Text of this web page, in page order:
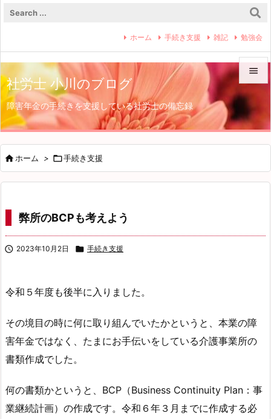
社労士 小川のブログ
障害年金の手続きを支援している社労士の備忘録


メニュ

前へ
ホーム 手続き支援 雑記 勉強会
ホーム > 手続き支援
弊所のBCPも考えよう
 2023年10月2日  手続き支援
令和５年度も後半に入りました。
その境目の時に何に取り組んでいたかというと、本業の障
害年金ではなく、たまにお手伝いをしている介護事業所の
書類作成でした。
何の書類かというと、BCP（Business Continuity Plan：事
業継続計画）の作成です。令和６年３月までに作成する必